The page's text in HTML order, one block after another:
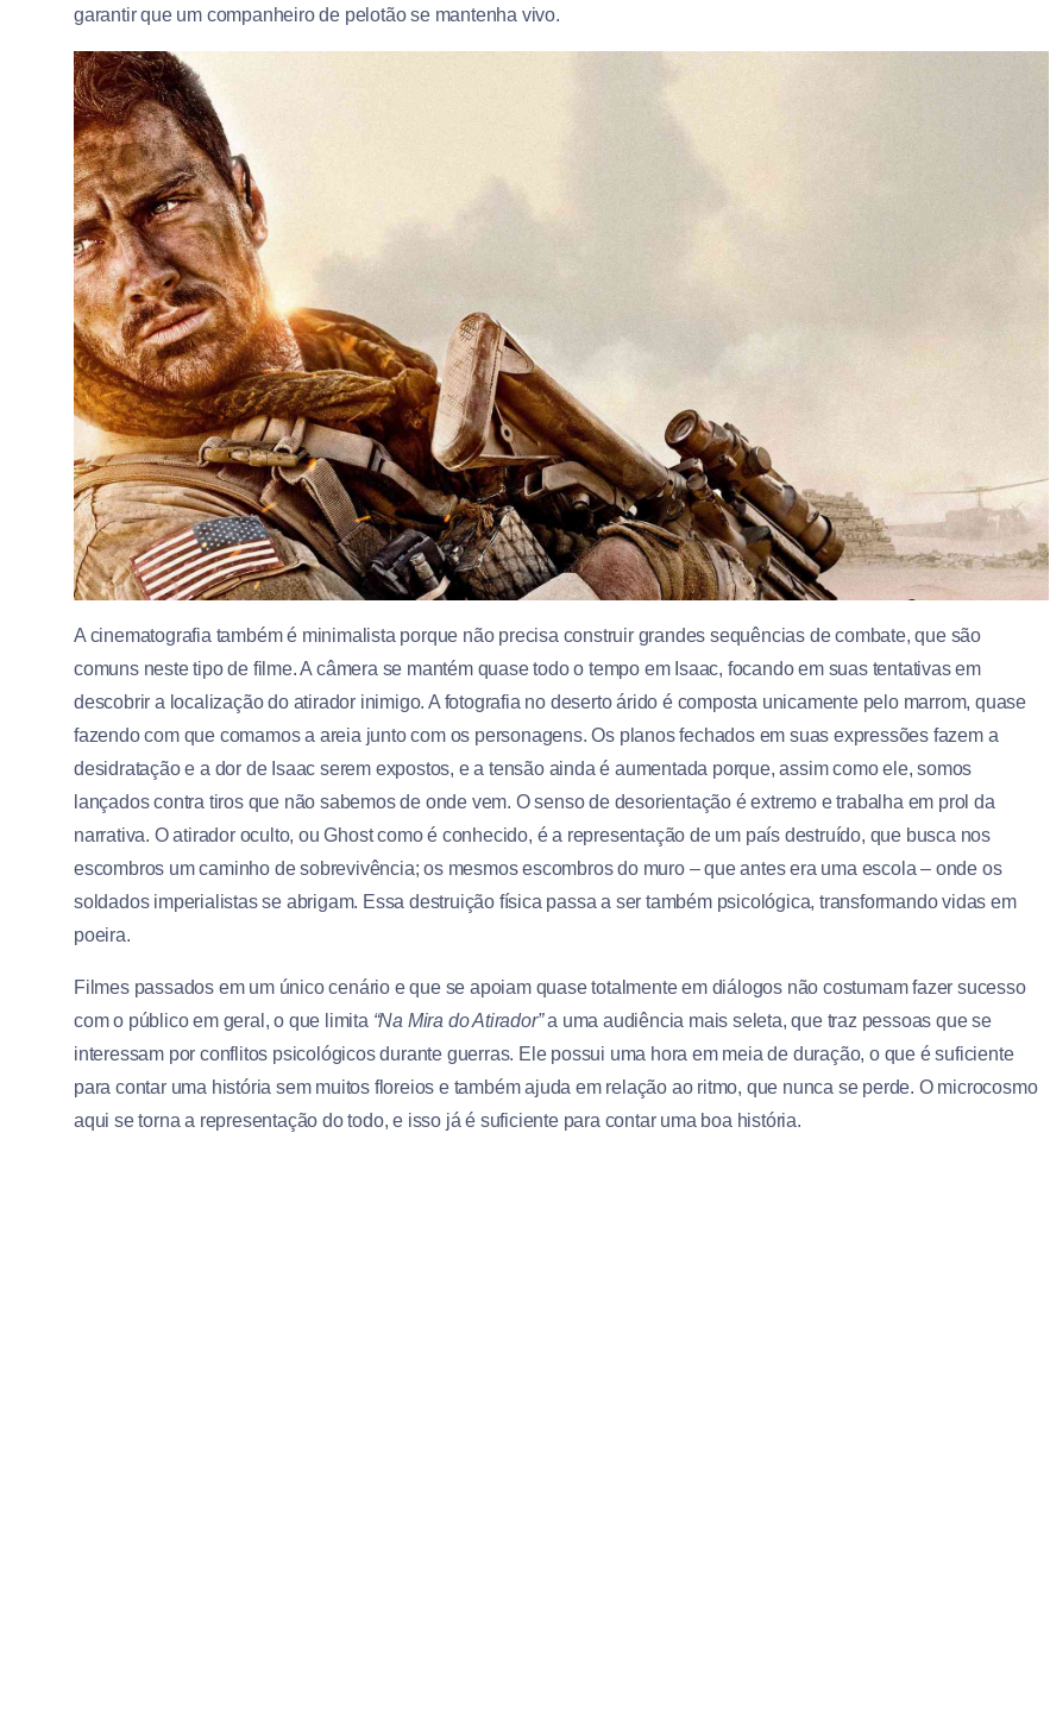
garantir que um companheiro de pelotão se mantenha vivo.
A cinematografia também é minimalista porque não precisa construir grandes sequências de combate, que são
comuns neste tipo de filme. A câmera se mantém quase todo o tempo em Isaac, focando em suas tentativas em
descobrir a localização do atirador inimigo. A fotografia no deserto árido é composta unicamente pelo marrom, quase
fazendo com que comamos a areia junto com os personagens. Os planos fechados em suas expressões fazem a
desidratação e a dor de Isaac serem expostos, e a tensão ainda é aumentada porque, assim como ele, somos
lançados contra tiros que não sabemos de onde vem. O senso de desorientação é extremo e trabalha em prol da
narrativa. O atirador oculto, ou Ghost como é conhecido, é a representação de um país destruído, que busca nos
escombros um caminho de sobrevivência; os mesmos escombros do muro – que antes era uma escola – onde os
soldados imperialistas se abrigam. Essa destruição física passa a ser também psicológica, transformando vidas em
poeira.
Filmes passados em um único cenário e que se apoiam quase totalmente em diálogos não costumam fazer sucesso
com o público em geral, o que limita “Na Mira do Atirador”a uma audiência mais seleta, que traz pessoas que se
interessam por conflitos psicológicos durante guerras. Ele possui uma hora em meia de duração, o que é suficiente
para contar uma história sem muitos floreios e também ajuda em relação ao ritmo, que nunca se perde. O microcosmo
aqui se torna a representação do todo, e isso já é suficiente para contar uma boa história.